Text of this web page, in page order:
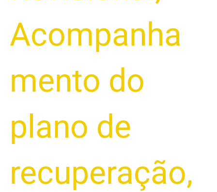
Acompanha
mento do
plano de
recuperação,